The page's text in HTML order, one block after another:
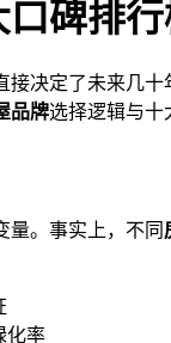
碑排
接决定了未来几
品牌选择逻辑与十
量。事实上，不同
化率